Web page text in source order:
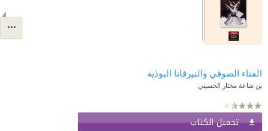
الفناء الصوفي والنيرفانا البوذية
بن شاعة مختار الحسيني
تحميل الكتاب